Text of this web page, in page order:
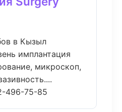
в Кызыл
имплантация
микроскоп,
496-75-85